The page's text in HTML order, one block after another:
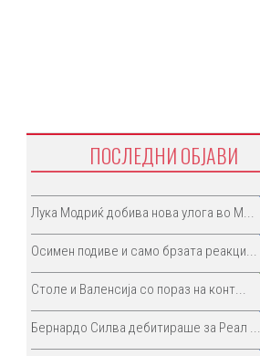
ПОСЛЕДНИ ОБЈАВИ
Лука Модриќ добива нова улога во М...
Осимен подиве и само брзата реакци...
Столе и Валенсија со пораз на конт...
Бернардо Силва дебитираше за Реал ...